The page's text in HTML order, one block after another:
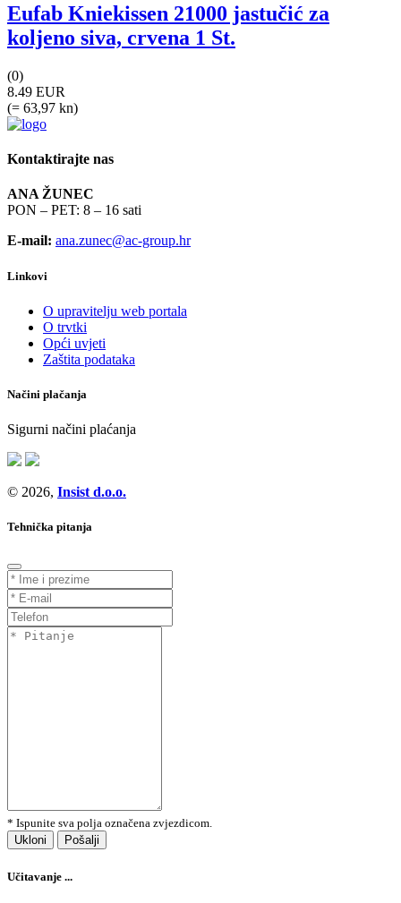
Eufab Kniekissen 21000 jastučić za
koljeno siva, crvena 1 St.
(0)
8.49 EUR
(= 63,97 kn)
Kontaktirajte nas
ANA ŽUNEC
PON – PET: 8 – 16 sati
E-mail: ana.zunec@ac-group.hr
Linkovi
O upravitelju web portala
O trvtki
Opći uvjeti
Zaštita podataka
Načini plačanja
Sigurni načini plaćanja
© 2026, Insist d.o.o.
Tehnička pitanja
* Ispunite sva polja označena zvjezdicom.
Ukloni
Pošalji
Učitavanje ...